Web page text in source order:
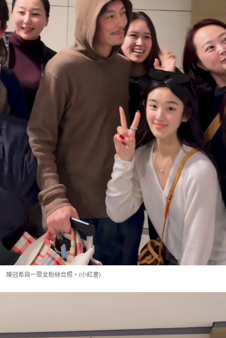
陳冠希與一眾女粉絲合照。(小紅書)